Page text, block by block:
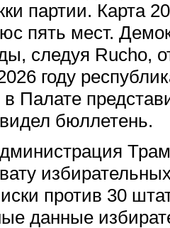
партии. Карта
пять мест.
следуя Rucho,
году
Палате
бюллетень.
против 30
данные